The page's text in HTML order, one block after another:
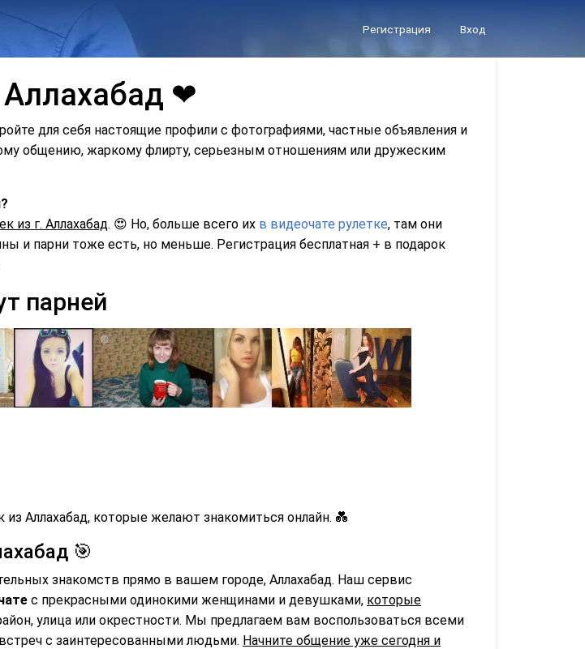
Регистрация Вход
❤
для себя настоящие профили с фотографиями, частные объявления и
общению, жаркому флирту, серьезным отношениям или дружеским
из г. Аллахабад. 😍 Но, больше всего их в видеочате рулетке, там они
и парни тоже есть, но меньше. Регистрация бесплатная + в подарок
парней
Аллахабад, которые желают знакомиться онлайн. 💑
🎯
знакомств прямо в вашем городе, Аллахабад. Наш сервис
с прекрасными одинокими женщинами и девушками, которые
улица или окрестности. Мы предлагаем вам воспользоваться всеми
с заинтересованными людьми. Начните общение уже сегодня и